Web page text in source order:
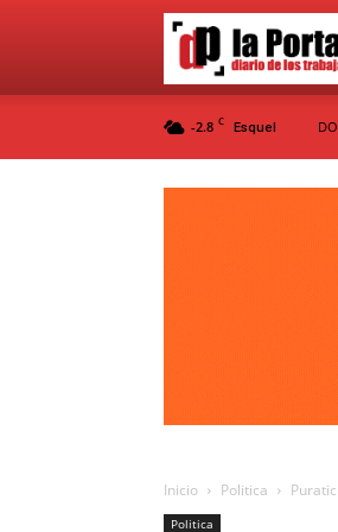
-2.8 C Esquel
Inicio Politica
Politica